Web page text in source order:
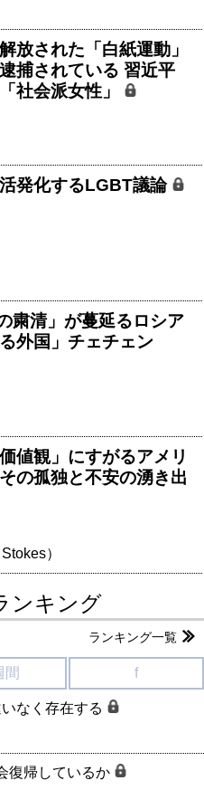
放された「白紙運動」
捕されている 習近平
社会派女性」
発化するLGBT議論
粛清」が蔓延るロシア
外国」チェチェン
価値観」にすがるアメリ
の孤独と不安の湧き出
）
ンキング
ランキング一覧
間 f
なく存在する
復帰しているか